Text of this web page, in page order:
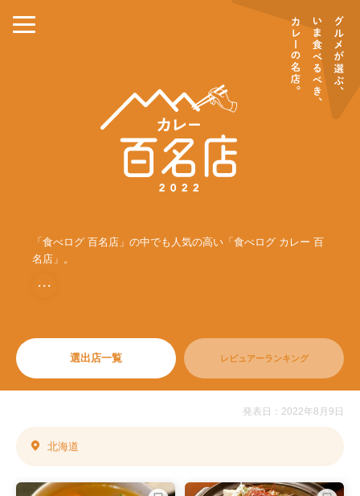
「食べログ 百名店」の中でも人気の高い「食べログ カレー 百
名店」。
・・・
選出店一覧 レビュアーランキング
発表日：2022年8月9日
北海道